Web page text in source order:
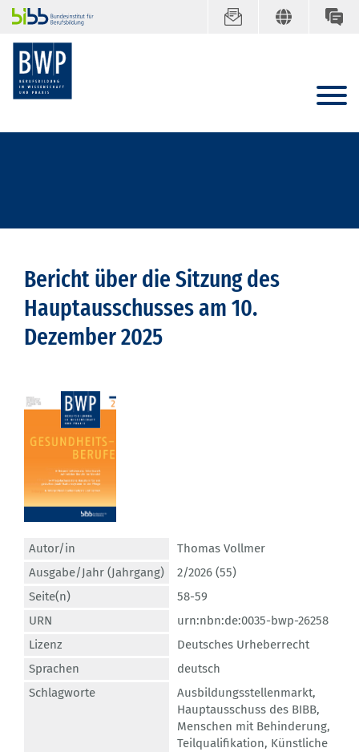
Bericht über die Sitzung des
Hauptausschusses am 10.
Dezember 2025
Autor/in
Thomas Vollmer
Ausgabe/Jahr (Jahrgang)
2/2026 (55)
Seite(n)
58-59
URN
urn:nbn:de:0035-bwp-26258
Lizenz
Deutsches Urheberrecht
Sprachen
deutsch
Schlagworte
Ausbildungsstellenmarkt,
Hauptausschuss des BIBB,
Menschen mit Behinderung,
Teilqualifikation, Künstliche